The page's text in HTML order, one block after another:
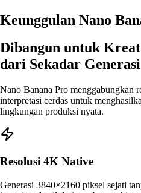
Keunggulan Nano
Dibangun untuk
dari Sekadar
Nano Banana Pro menggabungkan
interpretasi cerdas untuk
lingkungan produksi nyata.
Resolusi 4K Native
Generasi 3840×2160 piksel sejati